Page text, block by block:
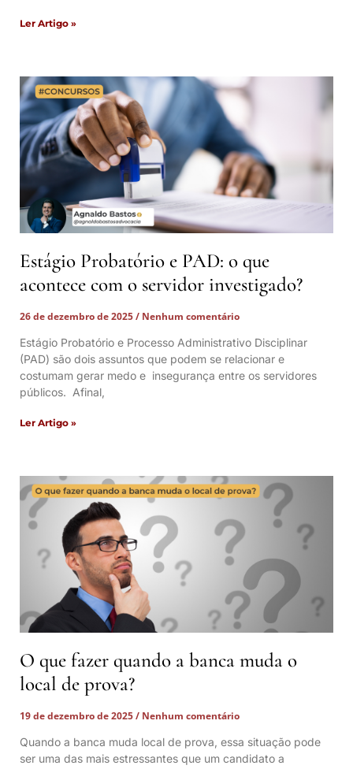
Ler Artigo »
Estágio Probatório e PAD: o que
acontece com o servidor investigado?
26 de dezembro de 2025
Nenhum comentário
Estágio Probatório e Processo Administrativo Disciplinar
(PAD) são dois assuntos que podem se relacionar e
costumam gerar medo e insegurança entre os servidores
públicos. Afinal,
Ler Artigo »
O que fazer quando a banca muda o
local de prova?
19 de dezembro de 2025
Nenhum comentário
Quando a banca muda local de prova, essa situação pode
ser uma das mais estressantes que um candidato a